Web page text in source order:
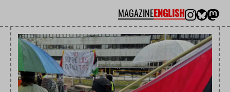
MAGAZINEENGLISH